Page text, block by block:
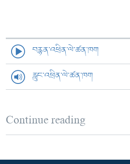
བརྙན་འཕྲིན་ལེ་ཚན་ཁག
རླུང་འཕྲིན་ལེ་ཚན་ཁག
Continue reading